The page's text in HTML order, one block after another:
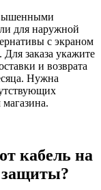
для наружной
с экраном
заказа укажите
и возврата
Нужна
кабель на
защиты?